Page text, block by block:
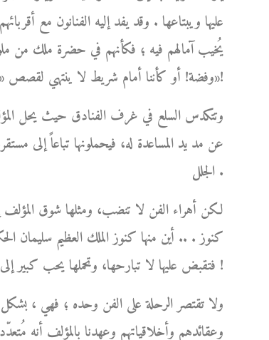
عليها ويبتاعها . وقد يفد إليه الفنانون مع
يُخيب آمالهم فيه ؛ فكأنهم في حضرة ملك من ملوك
وفضة! أو كأننا أمام شريط لا ينتهي لقصص «ألف ليلة وليلة»!
وتتكدس السلع في غرف الفنادق حيث يحل
عن مد يد المساعدة له، فيحملونها تباعاً إلى
الجلل .
لكن أهراء الفن لا تنضب، ومثلها شوق
كنوز . .. أين منها كنوز الملك العظيم سليمان
فتقبض عليها لا تبارحها، وتحملها يحب كبير إلى معبد الجمال الخالد الذي استحقته عن جدارة !
ولا تقتصر الرحلة على الفن وحده ؛ فهي ،
وعقائدهم وأخلاقياتهم وعهدنا بالمؤلف أنه